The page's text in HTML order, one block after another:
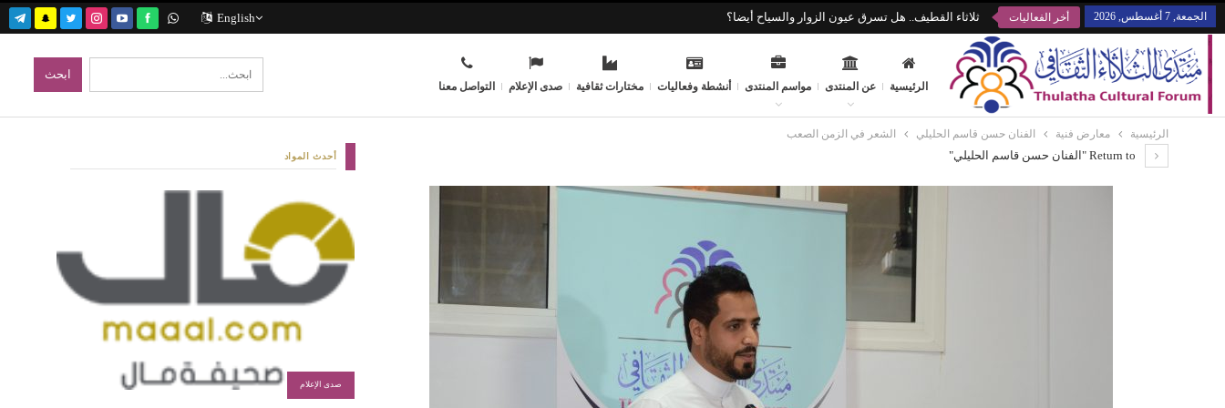
English الجمعة, 7 أغسطس, 2026 أخر الفعاليات ثلاثاء القطيف.. هل تسرق عيون الزوار والسياح أيضا؟
الرئيسية عن المنتدى مواسم المنتدى أنشطة وفعاليات مختارات ثقافية صدى الإعلام التواصل معنا
الرئيسية معارض فنية الفنان حسن قاسم الحليلي الشعر في الزمن الصعب
أحدث المواد
صدى الإعلام